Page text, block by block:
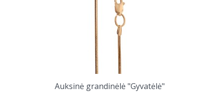
Auksinė grandinėlė "Gyvatėlė"